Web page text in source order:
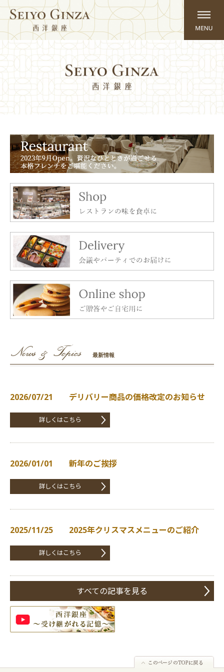
News & Topics 最新情報
2026/07/21 デリバリー商品の価格改定のお知らせ
詳しくはこちら
2026/01/01 新年のご挨拶
詳しくはこちら
2025/11/25 2025年クリスマスメニューのご紹介
詳しくはこちら
すべての記事を見る